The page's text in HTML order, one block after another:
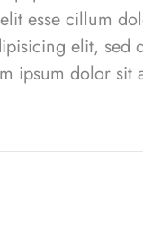
esse cillum
elit,
ipsum dolor sit